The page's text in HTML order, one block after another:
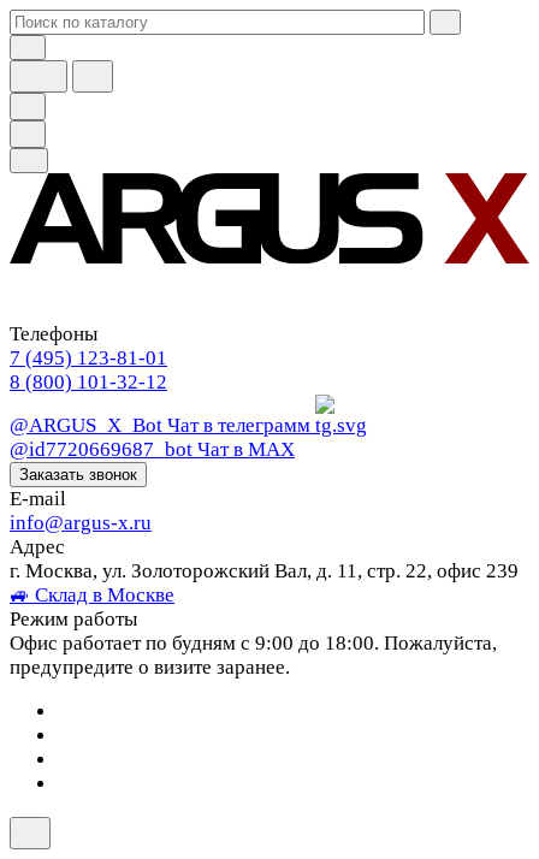
Телефоны
7 (495) 123-81-01
8 (800) 101-32-12
@ARGUS_X_Bot Чат в телеграмм
@id7720669687_bot Чат в МАХ
Заказать звонок
E-mail
info@argus-x.ru
Адрес
г. Москва, ул. Золоторожский Вал, д. 11, стр. 22, офис 239
🚙 Склад в Москве
Режим работы
Офис работает по будням с 9:00 до 18:00. Пожалуйста,
предупредите о визите заранее.